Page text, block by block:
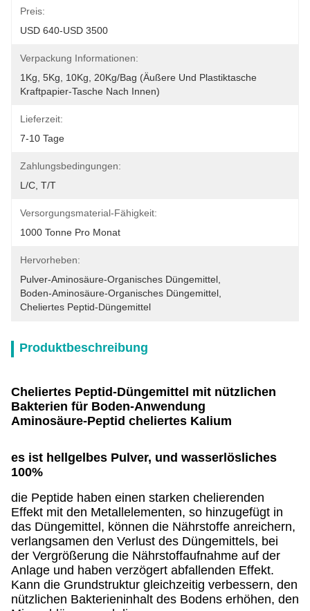
Preis:
USD 640-USD 3500
Verpackung Informationen:
1Kg, 5Kg, 10Kg, 20Kg/Bag (äußere Und Plastiktasche
Kraftpapier-Tasche Nach Innen)
Lieferzeit:
7-10 Tage
Zahlungsbedingungen:
L/C, T/T
Versorgungsmaterial-Fähigkeit:
1000 Tonne Pro Monat
Hervorheben:
Pulver-Aminosäure-Organisches Düngemittel
Boden-Aminosäure-Organisches Düngemittel
Cheliertes Peptid-Düngemittel
Produktbeschreibung
Cheliertes Peptid-Düngemittel mit nützlichen
Bakterien für Boden-Anwendung
Aminosäure-Peptid cheliertes Kalium
es ist hellgelbes Pulver, und wasserlösliches
100%
die Peptide haben einen starken chelierenden
Effekt mit den Metallelementen, so hinzugefügt in
das Düngemittel, können die Nährstoffe anreichern,
verlangsamen den Verlust des Düngemittels, bei
der Vergrößerung die Nährstoffaufnahme auf der
Anlage und haben verzögert abfallenden Effekt.
Kann die Grundstruktur gleichzeitig verbessern, den
nützlichen Bakterieninhalt des Bodens erhöhen, den